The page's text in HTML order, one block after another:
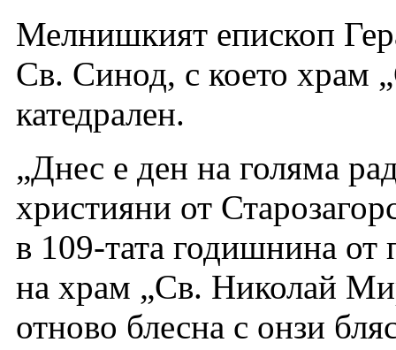
Мелнишкият епископ
Св. Синод, с което храм
катедрален.
„Днес е ден на голяма
християни от
в 109-тата годишнина от
на храм „Св. Николай
отново блесна с онзи